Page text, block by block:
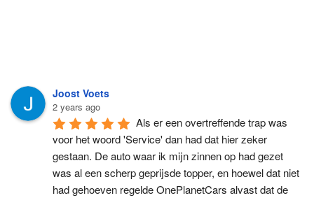
Joost Voets
2 years ago
Als er een overtreffende trap was
voor het woord 'Service' dan had dat hier zeker
gestaan. De auto waar ik mijn zinnen op had gezet
was al een scherp geprijsde topper, en hoewel dat niet
had gehoeven regelde OnePlanetCars alvast dat de